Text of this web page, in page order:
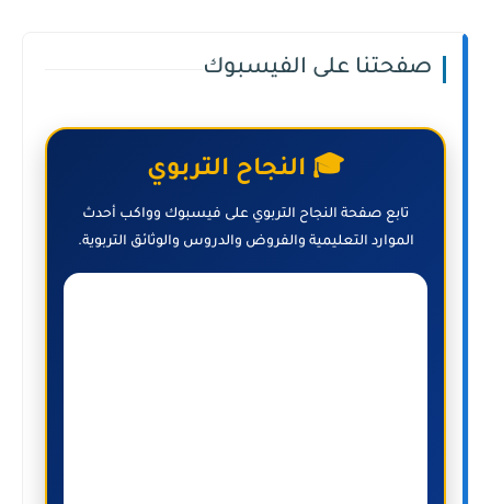
صفحتنا على الفيسبوك
🎓 النجاح التربوي
تابع صفحة النجاح التربوي على فيسبوك وواكب أحدث
الموارد التعليمية والفروض والدروس والوثائق التربوية.